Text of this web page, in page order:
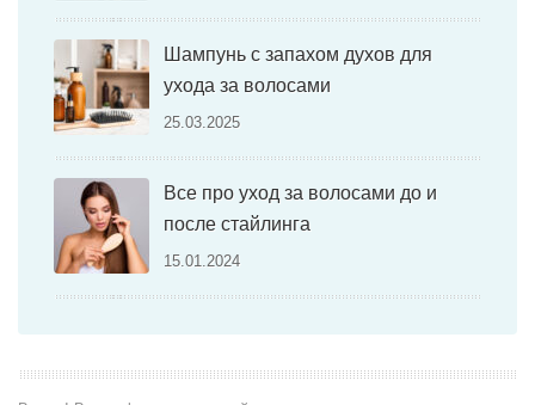
Шампунь с запахом духов для
ухода за волосами
25.03.2025
Все про уход за волосами до и
после стайлинга
15.01.2024